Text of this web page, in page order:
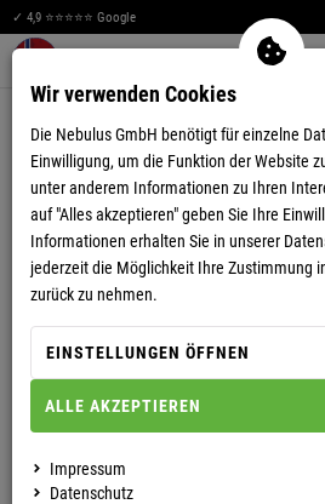
✓ 4,9 ⭐⭐⭐⭐⭐ Google
FLEECEJACKE VLADO HERREN
Wir verwenden Cookies
Die Nebulus GmbH benötigt für einzelne
Einwilligung, um die Funktion der Website
unter anderem Informationen zu Ihren
auf "Alles akzeptieren" geben Sie Ihre
Informationen erhalten Sie in unserer
jederzeit die Möglichkeit Ihre Zustimmung
zurück zu nehmen.
EINSTELLUNGEN ÖFFNEN
ALLE AKZEPTIEREN
Impressum
Datenschutz